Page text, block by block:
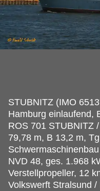
STUBNITZ (IMO
Hamburg einlaufend,
ROS 701 STUBNITZ
79,78 m, B 13,2 m,
NVD 48, ges. 1.968
Verstellpropeller, 12
Volkswerft Stralsund